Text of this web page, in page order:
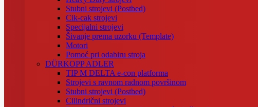
Stubni strojevi (Postbed)
Cik-cak strojevi
Specijalni strojevi
Šivanje prema uzorku (Template)
Motori
Pomoć pri odabiru stroja
DÜRKOPP ADLER
TIP M DELTA e-con platforma
Strojevi s ravnom radnom površinom
Stubni strojevi (Postbed)
Cilindrični strojevi